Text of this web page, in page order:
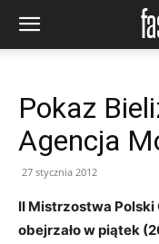
Pokaz
Agencja
27 stycznia 2012
II Mistrzostwa Polski
obejrzało w piątek